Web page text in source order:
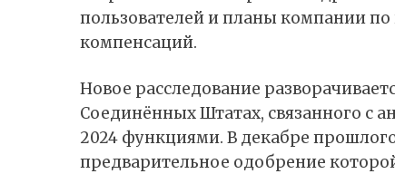
пользователей и планы компании
компенсаций.
Новое расследование
Соединённых Штатах, связанного с
2024 функциями. В декабре
предварительное одобрение